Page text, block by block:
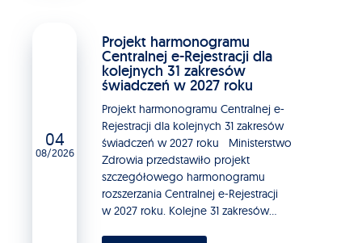
04
08/2026
Projekt harmonogramu
Centralnej e-Rejestracji dla
kolejnych 31 zakresów
świadczeń w 2027 roku
Projekt harmonogramu Centralnej e-
Rejestracji dla kolejnych 31 zakresów
świadczeń w 2027 roku Ministerstwo
Zdrowia przedstawiło projekt
szczegółowego harmonogramu
rozszerzania Centralnej e-Rejestracji
w 2027 roku. Kolejne 31 zakresów...